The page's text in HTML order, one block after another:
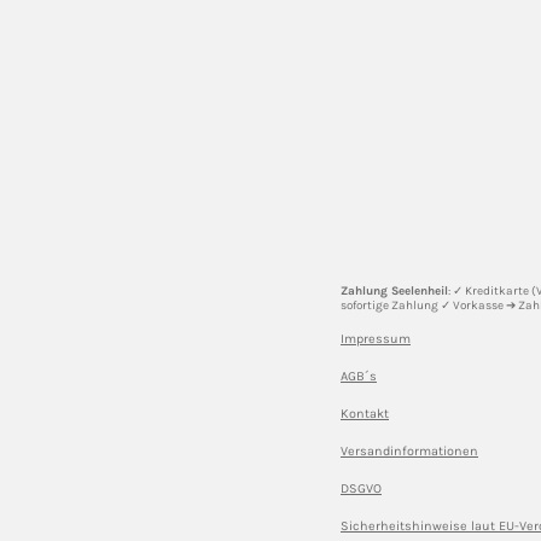
Zahlung Seelenheil: ✓ Kreditkarte
sofortige Zahlung ✓ Vorkasse ➔
Impressum
AGB´s
Kontakt
Versandinformationen
DSGVO
Sicherheitshinweise laut EU-